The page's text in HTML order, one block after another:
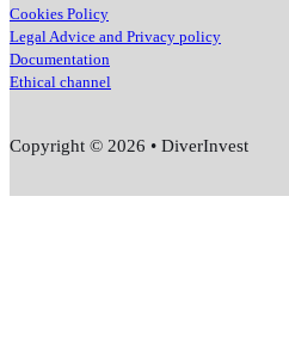
Cookies Policy
Legal Advice and Privacy policy
Documentation
Ethical channel
Copyright © 2026 • DiverInvest